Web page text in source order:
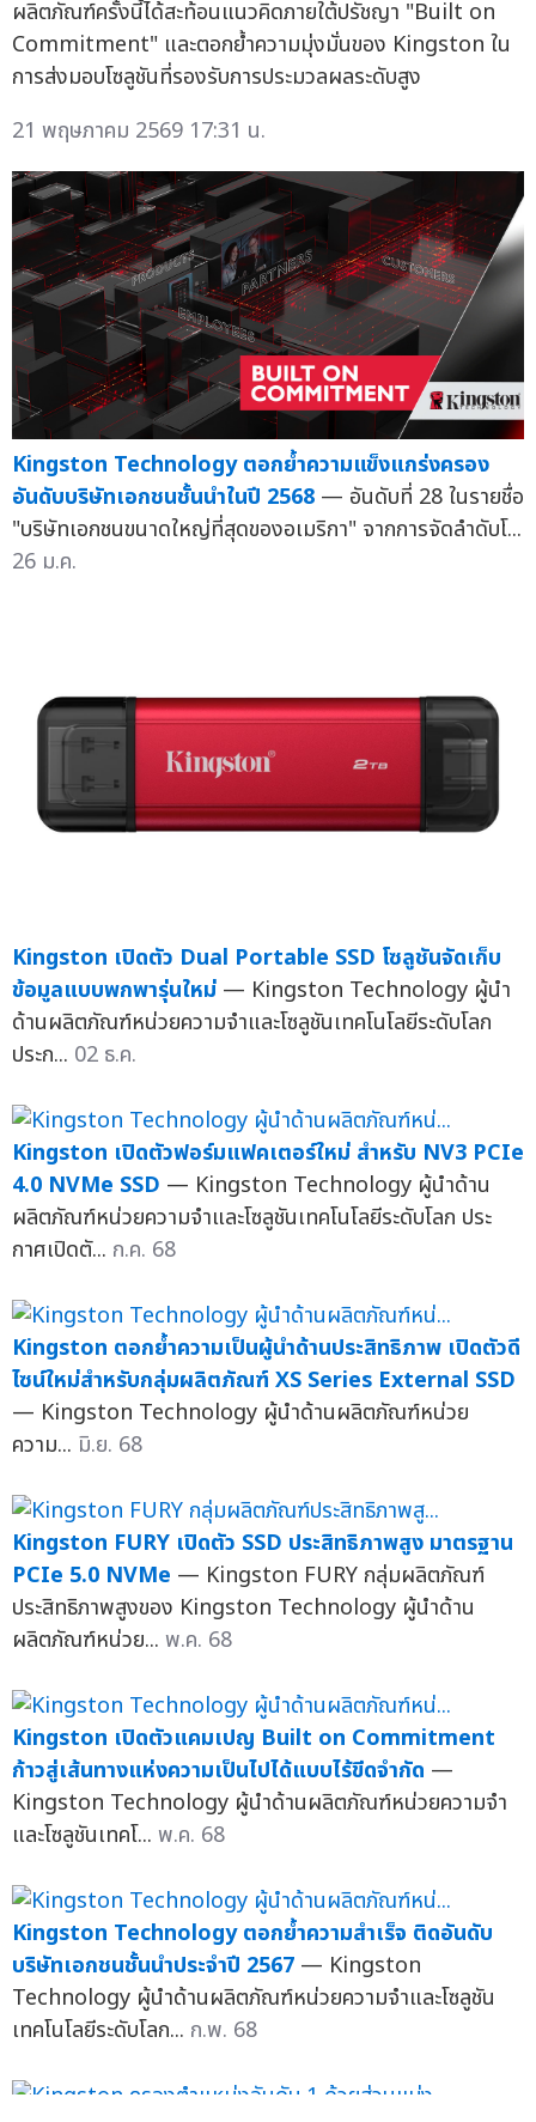
ผลิตภัณฑ์ครั้งนี้ได้สะท้อนแนวคิดภายใต้ปรัชญา "Built on
Commitment" และตอกย้ำความมุ่งมั่นของ Kingston ใน
การส่งมอบโซลูชันที่รองรับการประมวลผลระดับสูง
21 พฤษภาคม 2569 17:31 น.
Kingston Technology ตอกย้ำความแข็งแกร่งครอง
อันดับบริษัทเอกชนชั้นนำในปี 2568 — อันดับที่ 28 ในรายชื่อ
"บริษัทเอกชนขนาดใหญ่ที่สุดของอเมริกา" จากการจัดลำดับโ...
26 ม.ค.
Kingston เปิดตัว Dual Portable SSD โซลูชันจัดเก็บ
ข้อมูลแบบพกพารุ่นใหม่ — Kingston Technology ผู้นำ
ด้านผลิตภัณฑ์หน่วยความจำและโซลูชันเทคโนโลยีระดับโลก
ประก... 02 ธ.ค.
Kingston เปิดตัวฟอร์มแฟคเตอร์ใหม่ สำหรับ NV3 PCIe
4.0 NVMe SSD — Kingston Technology ผู้นำด้าน
ผลิตภัณฑ์หน่วยความจำและโซลูชันเทคโนโลยีระดับโลก ประ
กาศเปิดตั... ก.ค. 68
Kingston ตอกย้ำความเป็นผู้นำด้านประสิทธิภาพ เปิดตัวดี
ไซน์ใหม่สำหรับกลุ่มผลิตภัณฑ์ XS Series External SSD
— Kingston Technology ผู้นำด้านผลิตภัณฑ์หน่วย
ความ... มิ.ย. 68
Kingston FURY เปิดตัว SSD ประสิทธิภาพสูง มาตรฐาน
PCIe 5.0 NVMe — Kingston FURY กลุ่มผลิตภัณฑ์
ประสิทธิภาพสูงของ Kingston Technology ผู้นำด้าน
ผลิตภัณฑ์หน่วย... พ.ค. 68
Kingston เปิดตัวแคมเปญ Built on Commitment
ก้าวสู่เส้นทางแห่งความเป็นไปได้แบบไร้ขีดจำกัด —
Kingston Technology ผู้นำด้านผลิตภัณฑ์หน่วยความจำ
และโซลูชันเทคโ... พ.ค. 68
Kingston Technology ตอกย้ำความสำเร็จ ติดอันดับ
บริษัทเอกชนชั้นนำประจำปี 2567 — Kingston
Technology ผู้นำด้านผลิตภัณฑ์หน่วยความจำและโซลูชัน
เทคโนโลยีระดับโลก... ก.พ. 68